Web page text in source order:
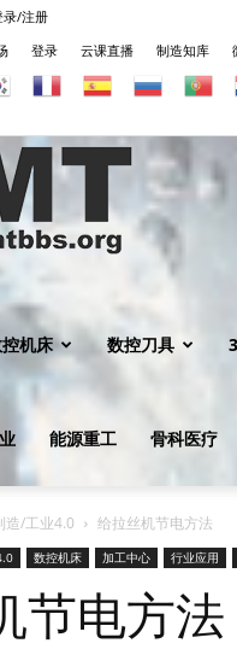
录/注册
登录 云课直播 制造知库
机
知
机床 数控刀具
能源重工 骨科医疗
造/工业4.0 给拉丝机节电方法
数控机床 加工中心 行业应用
节电方法